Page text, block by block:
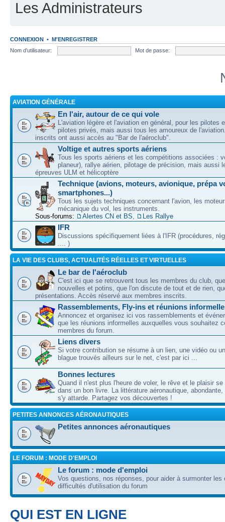
Les Administrateurs
CONNEXION • M'ENREGISTRER
Nom d'utilisateur:
Mot de passe:
AVIATION GÉNÉRALE
En l'air, autour de ce qui vole
L'aviation légère et l'aviation en général, pour les pilotes
pilotes privés, mais aussi tous les amoureux de
inscrits ont aussi accès au "Bar de l'aéroclub".
Voltige et autres sports aériens
Tous les sports aériens et les compétitions associées :
planeur), rallye aérien, pilotage de précision, mais aussi
épreuves ULM et hélicoptère
Technique (avions, moteurs, avionique, prépa
smartphones...)
Tous les sujets techniques concernant l'avion, les
mécanique du vol, les instruments.
Sous-forums:
Alertes CN et BS Les Rallye
IFR
Discussions spécifiquement liées à l'IFR (procédures,
.... )
LA VIE DES CLUBS, ACTUALITÉS RÉELLES ET VIRTUELLES
Le bar de l'aéroclub
C'est ici que se retrouvent tous les membres du club,
nouvelles et potins, que l'on discute de tout et de rien,
présentations. Accès réservé aux membres inscrits.
Rassemblements, Fly-ins et réunions
Annoncez et organisez ici vos rassemblements et
que les réunions informelles auxquelles vous souhaitez
membres du forum.
Liens divers
Si votre contribution se résume à un lien, une vidéo ou
blague trouvés ailleurs sur le net, c'est par ici ...
Bonnes lectures
Quand il n'est plus l'heure de voler, le rêve et le plaisir se
dans un bon livre. La littérature aéronautique, abondante,
s'y attarde. Partagez vos découvertes !
PETITES ANNONCES AÉRONAUTIQUES
Petites annonces aéronautiques
LE FORUM : MODE D'EMPLOI
Le forum : mode d'emploi
Vos questions, nos réponses, pour aider à surmonter les
difficultés d'utilisation du forum
QUI EST EN LIGNE